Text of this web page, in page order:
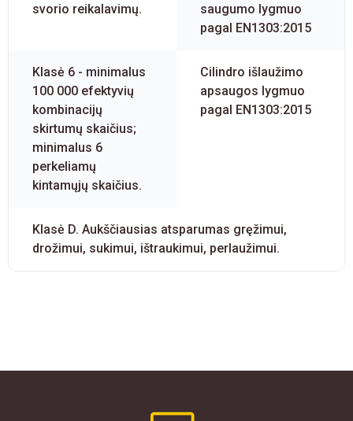
svorio reikalavimų.
saugumo lygmuo
pagal EN1303:2015
Klasė 6 - minimalus
100 000 efektyvių
kombinacijų
skirtumų skaičius;
minimalus 6
perkeliamų
kintamųjų skaičius.
Cilindro išlaužimo
apsaugos lygmuo
pagal EN1303:2015
Klasė D. Aukščiausias atsparumas gręžimui,
drožimui, sukimui, ištraukimui, perlaužimui.